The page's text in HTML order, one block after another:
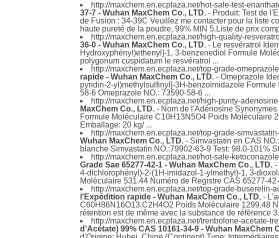
http://maxchem.en.ecplaza.net/hot-sale-test-
37-7 - Wuhan MaxChem Co., LTD. - Produit: Test de
de Fusion : 34-39C Veuillez me contacter pour la liste
haute pureté de la poudre, 99% MIN 5.Liste de prix
http://maxchem.en.ecplaza.net/high-quality-
36-0 - Wuhan MaxChem Co., LTD. - Le resvératrol
Hydroxyphényl)ethenyl]-1, 3-benzenediol Formule
polygonum cuspidatum le resvératrol ...
http://maxchem.en.ecplaza.net/top-grade-
rapide - Wuhan MaxChem Co., LTD. - Omeprazole
pyridin-2-yl)methylsulfinyl]-3H-benzoimidazole
58-6 Omeprazole NO.: 73590-58-6 ...
http://maxchem.en.ecplaza.net/high-purity-
MaxChem Co., LTD. - Nom de l'Adénosine
Formule Moléculaire C10H13N5O4 Poids Moléculaire
Emballage: 20 kg/ ...
http://maxchem.en.ecplaza.net/top-grade-
Wuhan MaxChem Co., LTD. - Simvastatin en CAS
blanche Simvastatin NO.:79902-63-9 Test: 98.0-101%
http://maxchem.en.ecplaza.net/hot-sale-
Grade Sae 65277-42-1 - Wuhan MaxChem Co., LTD. -
4-dichlorophényl)-2-(1H-imidazol-1-ylmethyl)-1, 3-
Moléculaire 531.44 Numéro de Registre CAS 65277-
http://maxchem.en.ecplaza.net/top-grade-buserelin-
l'Expédition rapide - Wuhan MaxChem Co., LTD. -
C60H86N16O13.C2H4O2 Poids Moléculaire 1299.48
rétention est de même avec la substance de référence
http://maxchem.en.ecplaza.net/trenbolone-acetate-
d'Acétate) 99% CAS 10161-34-9 - Wuhan MaxChem